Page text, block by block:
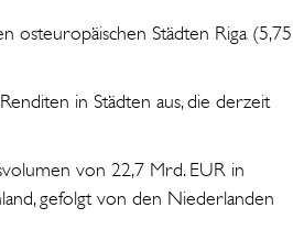
osteuropäischen Städten Riga (5,75
in Städten aus, die derzeit
von 22,7 Mrd. EUR in
gefolgt von den Niederlanden